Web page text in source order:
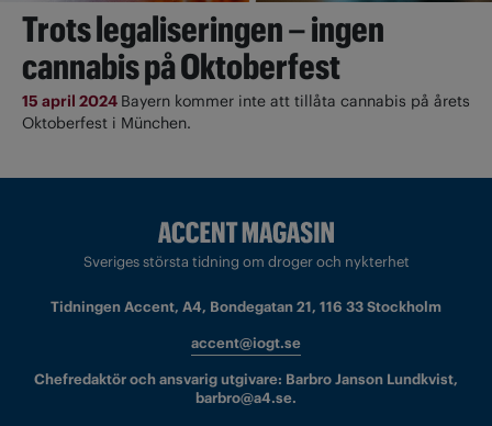
Trots legaliseringen – ingen
cannabis på Oktoberfest
15 april 2024 Bayern kommer inte att tillåta cannabis på årets
Oktoberfest i München.
Sveriges största tidning om droger och nykterhet
Tidningen Accent, A4, Bondegatan 21, 116 33 Stockholm
accent@iogt.se
Chefredaktör och ansvarig utgivare: Barbro Janson Lundkvist,
barbro@a4.se.